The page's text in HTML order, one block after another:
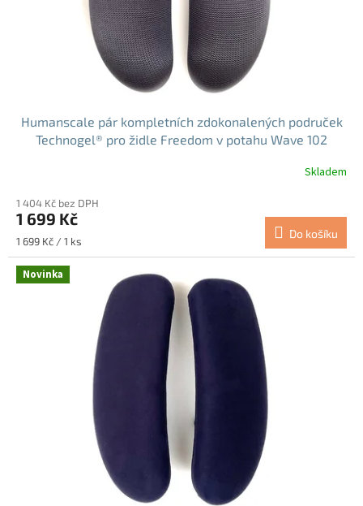
Humanscale pár kompletních zdokonalených područek
Technogel® pro židle Freedom v potahu Wave 102
Skladem
1 404 Kč bez DPH
1 699 Kč
Měrná
cena:
1 699 Kč / 1 ks
Do košíku
Novinka